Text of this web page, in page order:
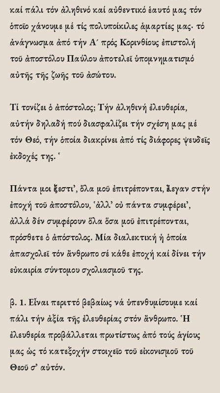
καί πάλι τόν ἀληθινό καί αὐθεντικό ἑαυτό μας τόν
ὁποῖο χάνουμε μέ τίς πολυποίκιλες ἁμαρτίες μας· τό
ἀνάγνωσμα ἀπό τήν Α´ πρός Κορινθίους ἐπιστολή
τοῦ ἀποστόλου Παύλου ἀποτελεῖ ὑπομνηματισμό
αὐτῆς τῆς ζωῆς τοῦ ἀσώτου.
Τί τονίζει ὁ ἀπόστολος; Τήν ἀληθινή ἐλευθερία,
αὐτήν δηλαδή πού διασφαλίζει τήν σχέση μας μέ
τόν Θεό, τήν ὁποία διακρίνει ἀπό τίς διάφορες ψευδεῖς
ἐκδοχές της. ῾
Πάντα μοι ἔξεστι᾽, ὅλα μοῦ ἐπιτρέπονται, ἔλεγαν στήν
ἐποχή τοῦ ἀποστόλου, ῾ἀλλ᾽ οὐ πάντα συμφέρει᾽,
ἀλλά δέν συμφέρουν ὅλα ὅσα μοῦ ἐπιτρέπονται,
πρόσθετε ὁ ἀπόστολος. Μία διαλεκτική ἡ ὁποία
ἀπασχολεῖ τόν ἄνθρωπο σέ κάθε ἐποχή καί δίνει τήν
εὐκαιρία σύντομου σχολιασμοῦ της.
β. 1. Εἶναι περιττό βεβαίως νά ὑπενθυμίσουμε καί
πάλι τήν ἀξία τῆς ἐλευθερίας στόν ἄνθρωπο. ῾Η
ἐλευθερία προβάλλεται πρωτίστως ἀπό τούς ἁγίους
μας ὡς τό κατεξοχήν στοιχεῖο τοῦ εἰκονισμοῦ τοῦ
Θεοῦ σ᾽ αὐτόν.